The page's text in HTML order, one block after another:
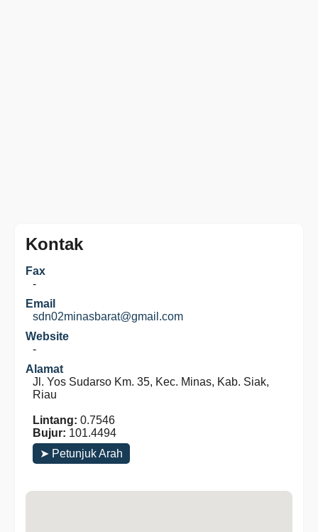
Kontak
Fax
-
Email
sdn02minasbarat@gmail.com
Website
-
Alamat
Jl. Yos Sudarso Km. 35, Kec. Minas, Kab. Siak,
Riau
Lintang: 0.7546
Bujur: 101.4494
➤ Petunjuk Arah